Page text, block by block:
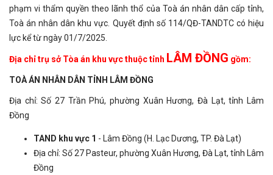
phạm vi thẩm quyền theo lãnh thổ của Toà án nhân dân cấp tỉnh,
Toà án nhân dân khu vực. Quyết định số 114/QĐ-TANDTC có hiệu
lực kể từ ngày 01/7/2025.
Địa chỉ trụ sở Tòa án khu vực thuộc tỉnh LÂM ĐỒNG gồm:
TOÀ ÁN NHÂN DÂN TỈNH LÂM ĐỒNG
Địa chỉ: Số 27 Trần Phú, phường Xuân Hương, Đà Lạt, tỉnh Lâm
Đồng
TAND khu vực 1 - Lâm Đồng (H. Lạc Dương, TP. Đà Lạt)
Địa chỉ: Số 27 Pasteur, phường Xuân Hương, Đà Lạt, tỉnh Lâm
Đồng